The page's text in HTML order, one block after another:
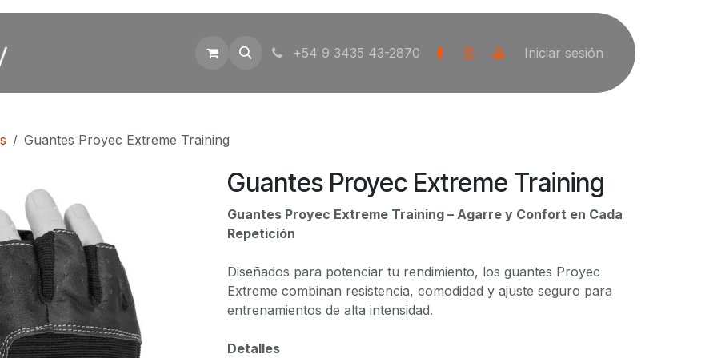
Contáctenos +54 9 3435 43-2870 Iniciar sesión
Guantes Proyec Extreme Training
Guantes Proyec Extreme Training
Guantes Proyec Extreme Training – Agarre y Confort en Cada
Repetición
Diseñados para potenciar tu rendimiento, los guantes Proyec
Extreme combinan resistencia, comodidad y ajuste seguro para
entrenamientos de alta intensidad.
Detalles